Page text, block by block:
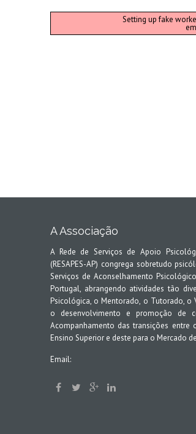
Setting up fake
A Associação
A Rede de Serviços de Apoio
(RESAPES-AP) congrega sobretudo
Serviços de Aconselhamento
Portugal, abrangendo atividades tão
Psicológica, o Mentorado, o Tutorado, o
o desenvolvimento e promoção de
Acompanhamento das transições entre
Ensino Superior e deste para o Mercado
Email: